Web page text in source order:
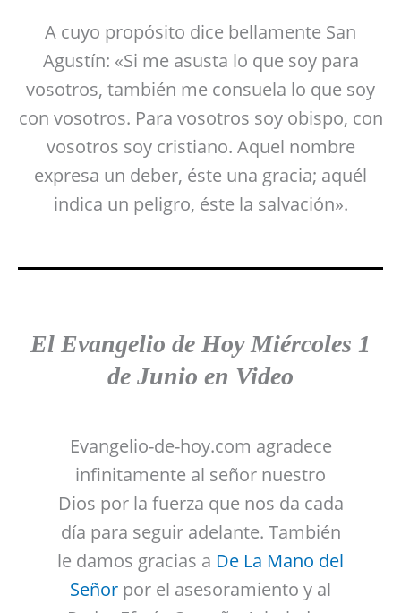
A cuyo propósito dice bellamente San
Agustín: «Si me asusta lo que soy para
vosotros, también me consuela lo que soy
con vosotros. Para vosotros soy obispo, con
vosotros soy cristiano. Aquel nombre
expresa un deber, éste una gracia; aquél
indica un peligro, éste la salvación».
El Evangelio de Hoy Miércoles 1
de Junio en Video
Evangelio-de-hoy.com agradece
infinitamente al señor nuestro
Dios por la fuerza que nos da cada
día para seguir adelante. También
le damos gracias a De La Mano del
Señor por el asesoramiento y al